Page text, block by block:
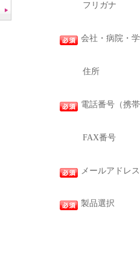
フリガナ
会社・病院・
住所
電話番号（携
FAX番号
メールアドレス
製品選択